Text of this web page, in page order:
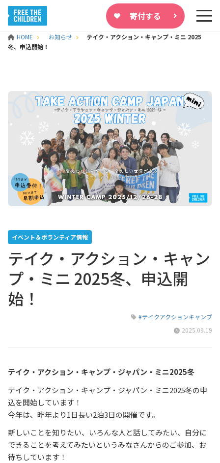
寄付する
HOME お知らせ
テイク・アクション・キャンプ・ミニ 2025
冬、申込開始！
イベント＆ボランティア情報
テイク・アクション・キャン
プ・ミニ 2025冬、申込開
始！
#テイクアクションキャンプ
2025.09.19
テイク・アクション・キャンプ・ジャパン・ミニ2025冬
テイク・アクション・キャンプ・ジャパン・ミニ2025冬の申
込を開始しています！
今年は、昨年より1日長い2泊3日の開催です。
新しいことを知りたい、いろんな人と話してみたい、自分に
できることを考えてみたいというみなさんからのご参加、お
待ちしています！